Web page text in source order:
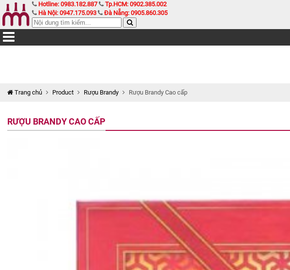
Hotline: 0983.182.887
Tp.HCM: 0902.385.002
Hà Nội: 0947.175.093
Đà Nẵng: 0905.860.305
Trang chủ Product Rượu Brandy Rượu Brandy Cao cấp
RƯỢU BRANDY CAO CẤP